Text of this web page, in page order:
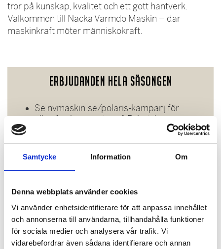
Samtycke Information Om
Denna webbplats använder cookies
Vi använder enhetsidentifierare för att anpassa innehållet
och annonserna till användarna, tillhandahålla funktioner
för sociala medier och analysera vår trafik. Vi
vidarebefordrar även sådana identifierare och annan
tror på kunskap, kvalitet och ett gott hantverk.
Välkommen till Nacka Värmdö Maskin – där
maskinkraft möter människokraft.
Erbjudanden hela säsongen
Se nvmaskin.se/polaris-kampanj för
alla våra kampanjer på Polaris!
Kampanjerbjudanden
Vassa kampanjer under hela veckan 25-
29/5 (30/5 STÄNGT)